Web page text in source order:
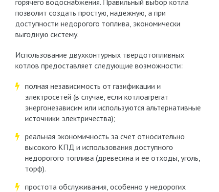
горячего водоснабжения. Правильный выбор котла
позволит создать простую, надежную, а при
доступности недорогого топлива, экономически
выгодную систему.
Использование двухконтурных твердотопливных
котлов предоставляет следующие возможности:
полная независимость от газификации и
электросетей (в случае, если котлоагрегат
энергонезависим или используются альтернативные
источники электричества);
реальная экономичность за счет относительно
высокого КПД и использования доступного
недорогого топлива (древесина и ее отходы, уголь,
торф).
простота обслуживания, особенно у недорогих